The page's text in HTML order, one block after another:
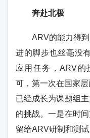
奔赴北极
ARV的能力得
进的脚步也丝毫没
应用任务，ARV的
可，第一次在国家
已经成长为课题组
的挑战。一是在时
留给ARV研制和测